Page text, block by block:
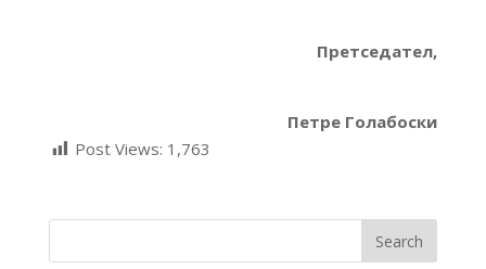
Претседател,
Петре Голабоски
Post Views: 1,763